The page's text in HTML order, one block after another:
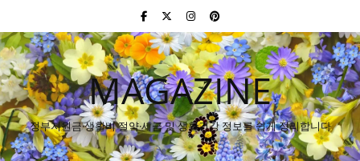
MAGAZINE
정부지원금·생활비 절약·세금 및 생활건강 정보를 쉽게 정리합니다